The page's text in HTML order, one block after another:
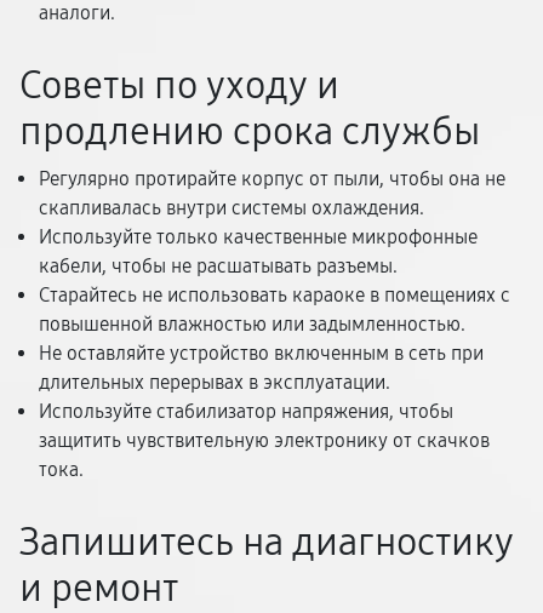
аналоги.
Советы по уходу и
продлению срока службы
Регулярно протирайте корпус от пыли, чтобы она не
скапливалась внутри системы охлаждения.
Используйте только качественные микрофонные
кабели, чтобы не расшатывать разъемы.
Старайтесь не использовать караоке в помещениях с
повышенной влажностью или задымленностью.
Не оставляйте устройство включенным в сеть при
длительных перерывах в эксплуатации.
Используйте стабилизатор напряжения, чтобы
защитить чувствительную электронику от скачков
тока.
Запишитесь на диагностику
и ремонт